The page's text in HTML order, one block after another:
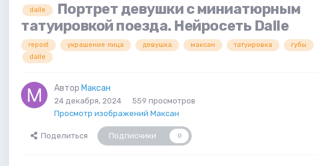
dalle
Портрет девушки с миниатюрным
татуировкой поезда. Нейросеть Dalle
repost украшение лица девушка максан татуировка
губы
dalle
Автор Максан
24 декабря, 2024
559 просмотров
Просмотр изображений Максан
Поделиться Подписчики 0